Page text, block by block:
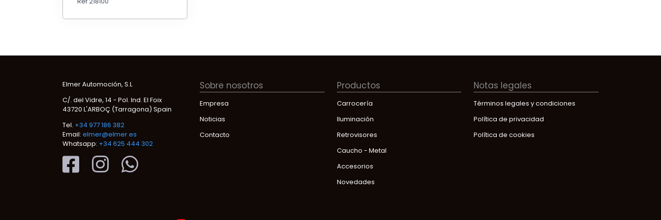
Elmer Automoción, S.L
C/. del Vidre, 14 - Pol. Ind. El Foix
43720 L'ARBOÇ (Tarragona) Spain
Tel. +34 977 186 382
Email: elmer@elmer.es
Whatsapp: +34 625 444 302
Sobre nosotros
Empresa
Noticias
Contacto
Productos
Carrocería
Iluminación
Retrovisores
Caucho - Metal
Accesorios
Novedades
Notas legales
Términos legales y condiciones
Política de privacidad
Política de cookies